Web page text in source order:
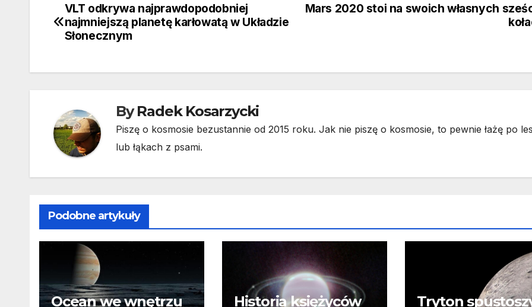
Nawigacja
wpisu
Mars 2020 stoi na swoich własnych
VLT odkrywa najprawdopodobniej
najmniejszą planetę karłowatą w Układzie
Słonecznym
ByRadek Kosarzycki
Piszę o kosmosie bezustannie od 2015 roku. Jak nie piszę o kosmosie, to pewnie łażę po
lub łąkach z psami.
Podobne artykuły
Ocean we wnętrzu
Historia księżyców
Tryton